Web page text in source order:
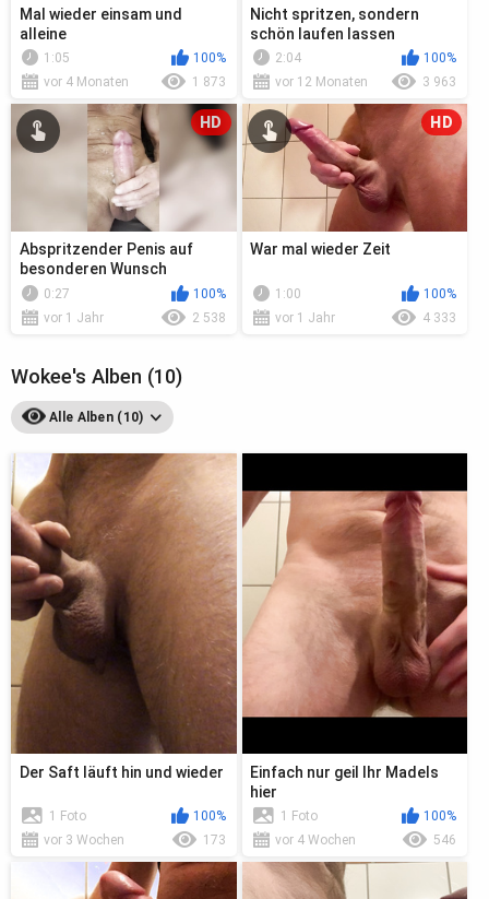
Mal wieder einsam und
alleine
1:05
100%
vor 4 Monaten
1 873
Nicht spritzen, sondern
schön laufen lassen
2:04
100%
vor 12 Monaten
3 963
HD
Abspritzender Penis auf
besonderen Wunsch
0:27
100%
vor 1 Jahr
2 538
HD
War mal wieder Zeit
1:00
100%
vor 1 Jahr
4 333
Wokee's Alben (10)
Alle Alben (10)
Der Saft läuft hin und wieder
1 Foto
100%
vor 3 Wochen
173
Einfach nur geil Ihr Madels
hier
1 Foto
100%
vor 4 Wochen
546